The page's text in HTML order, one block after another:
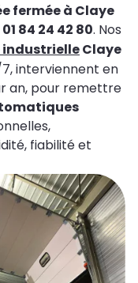
fermée à Claye
01 84 24 42 80. Nos
Claye
interviennent en
an, pour remettre
fiabilité et